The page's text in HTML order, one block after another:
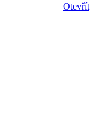
Otevřít